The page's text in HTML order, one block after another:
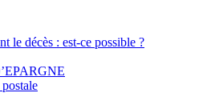
le décès : est-ce possible ?